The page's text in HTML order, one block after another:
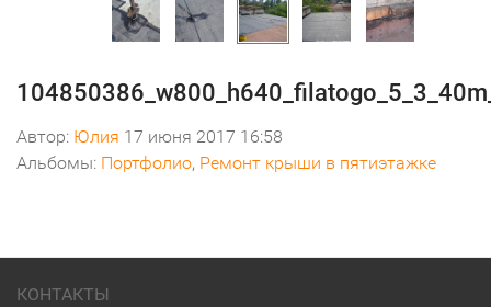
Автор: Юлия 17 июня 2017 16:58
Альбомы: Портфолио, Ремонт крыши в пятиэтажке
КОНТАКТЫ